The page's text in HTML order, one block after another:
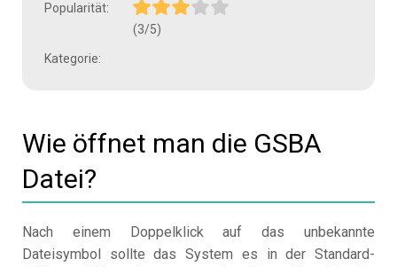
Popularität:
(3/5)
Kategorie:
Wie öffnet man die GSBA
Datei?
Nach einem Doppelklick auf das unbekannte
Dateisymbol sollte das System es in der Standard-